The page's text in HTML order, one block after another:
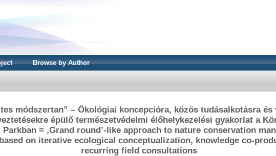
Browse by Author
módszertan” – Ökológiai koncepcióra, közös tudásalkotásra és
épülő természetvédelmi élőhelykezelési gyakorlat a
Parkban = ‚Grand round’-like approach to nature conservation
on iterative ecological conceptualization, knowledge co-
recurring field consultations